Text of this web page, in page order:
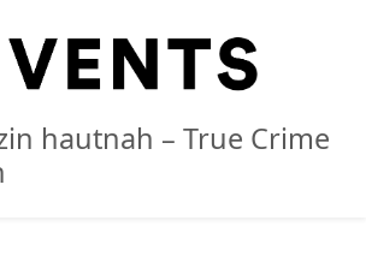
hautnah – True Crime